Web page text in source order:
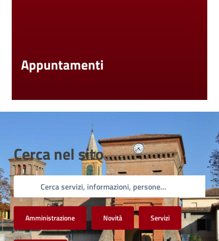
Appuntamenti
Cerca nel sito
Amministrazione Novità Servizi